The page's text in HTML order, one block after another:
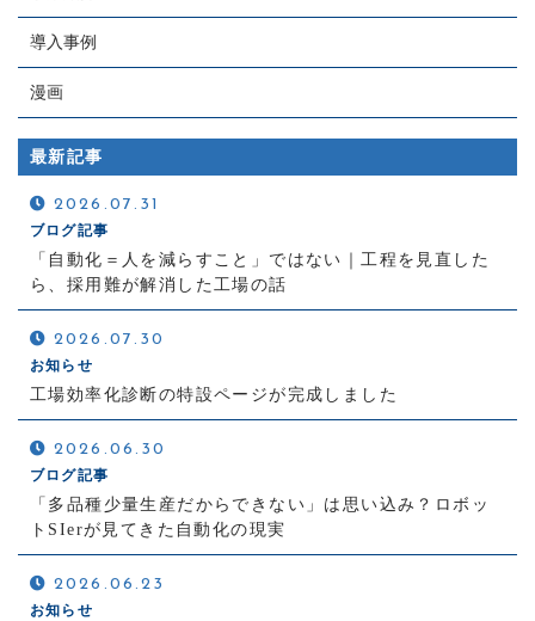
導入事例
漫画
最新記事
2026.07.31
ブログ記事
「自動化＝人を減らすこと」ではない｜工程を見直した
ら、採用難が解消した工場の話
2026.07.30
お知らせ
工場効率化診断の特設ページが完成しました
2026.06.30
ブログ記事
「多品種少量生産だからできない」は思い込み？ロボッ
トSIerが見てきた自動化の現実
2026.06.23
お知らせ